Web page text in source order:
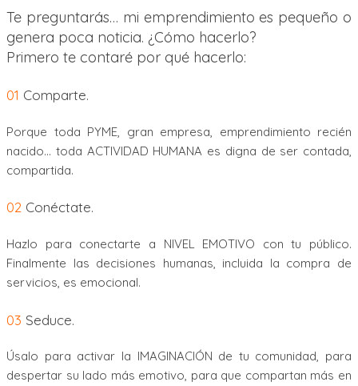
Te preguntarás… mi emprendimiento es pequeño o
genera poca noticia. ¿Cómo hacerlo?
Primero te contaré por qué hacerlo:
01 Comparte.
Porque toda PYME, gran empresa, emprendimiento recién
nacido… toda ACTIVIDAD HUMANA es digna de ser contada,
compartida.
02 Conéctate.
Hazlo para conectarte a NIVEL EMOTIVO con tu público.
Finalmente las decisiones humanas, incluida la compra de
servicios, es emocional.
03 Seduce.
Úsalo para activar la IMAGINACIÓN de tu comunidad, para
despertar su lado más emotivo, para que compartan más en